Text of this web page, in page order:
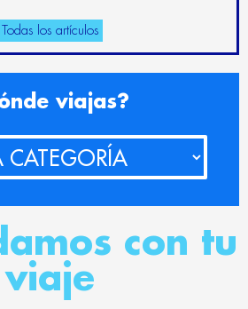
Todas los artículos
viajas?
con tu
viaje